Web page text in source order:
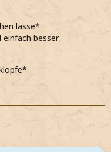
lasse*
besser